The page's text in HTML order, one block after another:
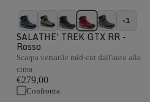
+1
SALATHE' TREK GTX RR -
Rosso
Scarpa versatile mid-cut dall'auto alla
cima
€279,00
Confronta